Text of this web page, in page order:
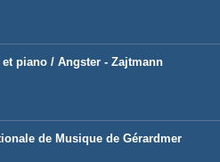
piano / Angster - Zajtmann
de Musique de Gérardmer